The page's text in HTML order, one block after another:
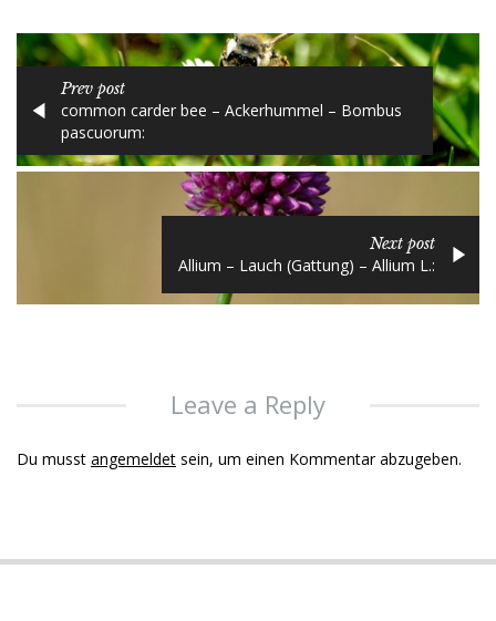
Prev post
common carder bee – Ackerhummel – Bombus
pascuorum:
Next post
Allium – Lauch (Gattung) – Allium L.:
Leave a Reply
Du musst angemeldet sein, um einen Kommentar abzugeben.